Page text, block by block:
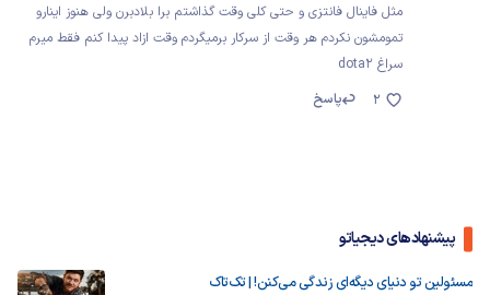
مثل فاینال فانتزی و حتی کلی وقت گذاشتم برا بلادبرن ولی هنوز اینارو
تمومشون نکردم هر وقت از سرکار برمیگردم وقت ازاد پیدا کنم فقط میرم
سراغ dota2
پاسخ
2
پیشنهادهای دیجیاتو
مسئولین تو دنیای دیگه‌ای زندگی می‌کنن! | تک‌تاک